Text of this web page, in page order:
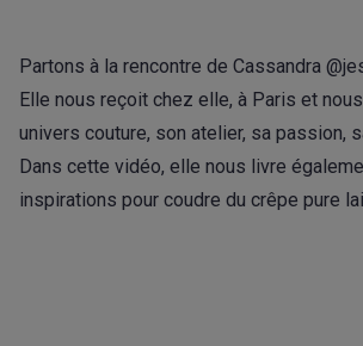
Partons à la rencontre de Cassandra
Elle nous reçoit chez elle, à Paris et
univers couture, son atelier, sa passion,
Dans cette vidéo, elle nous livre
inspirations pour coudre du crêpe pure